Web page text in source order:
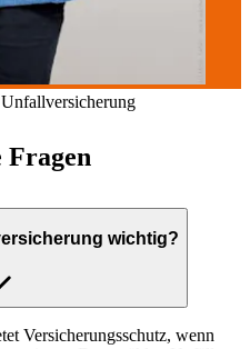
Fragen
wichtig?
Versicherungsschutz, wenn